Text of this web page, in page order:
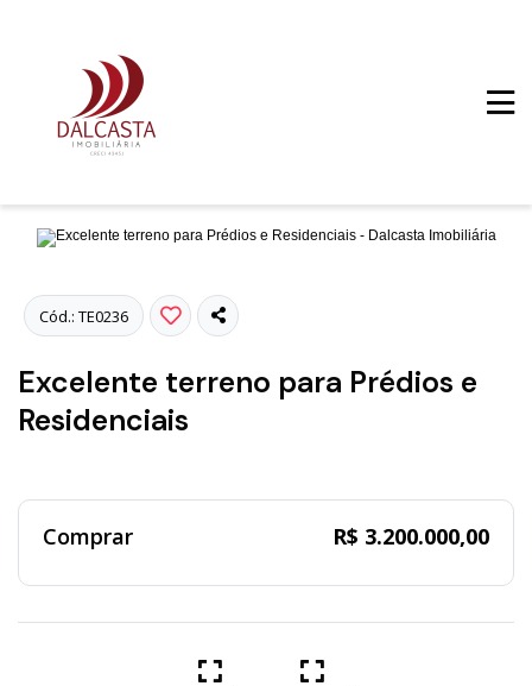
Fotos
Cód.: TE0236
Excelente terreno para Prédios e
Residenciais
Comprar R$ 3.200.000,00